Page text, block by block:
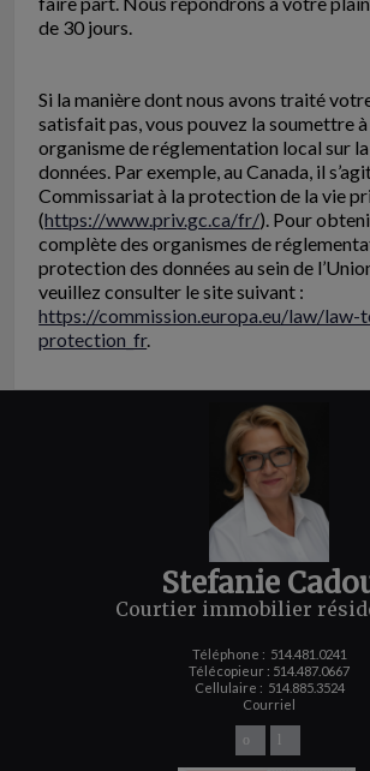
de 30 jours.
Si la manière dont nous avons traité
satisfait pas, vous pouvez la soumettre
organisme de réglementation local sur
données. Par exemple, au Canada, il
Commissariat à la protection de la vie
(https://www.priv.gc.ca/fr/). Pour
complète des organismes de
protection des données au sein de
veuillez consulter le site suivant :
https://commission.europa.eu/law/law-
protection_fr.
Stefanie
Courtier immobilier
Téléphone : 514.481.0241
Télécopieur : 514.487.0667
Cellulaire : 514.885.3524
Courriel